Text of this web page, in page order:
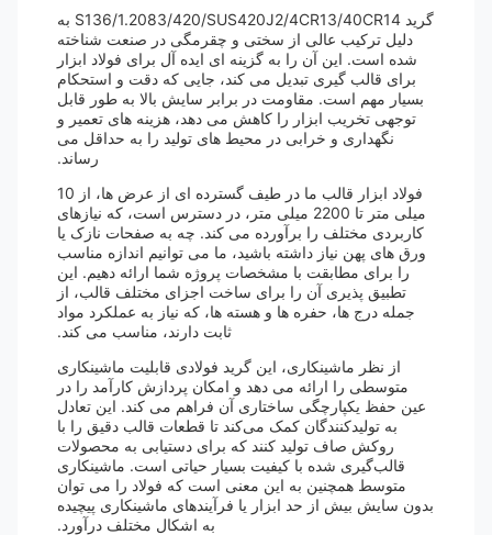
گرید S136/1.2083/420/SUS420J2/4CR13/40CR14 به
دلیل ترکیب عالی از سختی و چقرمگی در صنعت شناخته
شده است. این آن را به گزینه ای ایده آل برای فولاد ابزار
برای قالب گیری تبدیل می کند، جایی که دقت و استحکام
بسیار مهم است. مقاومت در برابر سایش بالا به طور قابل
توجهی تخریب ابزار را کاهش می دهد، هزینه های تعمیر و
نگهداری و خرابی در محیط های تولید را به حداقل می
رساند.
فولاد ابزار قالب ما در طیف گسترده ای از عرض ها، از 10
میلی متر تا 2200 میلی متر، در دسترس است، که نیازهای
کاربردی مختلف را برآورده می کند. چه به صفحات نازک یا
ورق های پهن نیاز داشته باشید، ما می توانیم اندازه مناسب
را برای مطابقت با مشخصات پروژه شما ارائه دهیم. این
تطبیق پذیری آن را برای ساخت اجزای مختلف قالب، از
جمله درج ها، حفره ها و هسته ها، که نیاز به عملکرد مواد
ثابت دارند، مناسب می کند.
از نظر ماشینکاری، این گرید فولادی قابلیت ماشینکاری
متوسطی را ارائه می دهد و امکان پردازش کارآمد را در
عین حفظ یکپارچگی ساختاری آن فراهم می کند. این تعادل
به تولیدکنندگان کمک می‌کند تا قطعات قالب دقیق را با
روکش صاف تولید کنند که برای دستیابی به محصولات
قالب‌گیری شده با کیفیت بسیار حیاتی است. ماشینکاری
متوسط ​​همچنین به این معنی است که فولاد را می توان
بدون سایش بیش از حد ابزار یا فرآیندهای ماشینکاری پیچیده
به اشکال مختلف درآورد.